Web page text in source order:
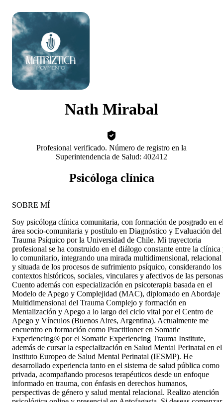
Nath Mirabal
Profesional verificado. Número de registro en la
Superintendencia de Salud: 402412
Psicóloga clínica
SOBRE MÍ
Soy psicóloga clínica comunitaria, con formación de posgrado en
área socio-comunitaria y postítulo en Diagnóstico y Evaluación del
Trauma Psíquico por la Universidad de Chile. Mi trayectoria
profesional se ha construido en el diálogo constante entre la clínica
lo comunitario, integrando una mirada multidimensional, relacional
y situada de los procesos de sufrimiento psíquico, considerando los
contextos históricos, sociales, vinculares y afectivos de las
Cuento además con especialización en psicoterapia basada en el
Modelo de Apego y Complejidad (MAC), diplomado en Abordaje
Multidimensional del Trauma Complejo y formación en
Mentalización y Apego a lo largo del ciclo vital por el Centro de
Apego y Vínculos (Buenos Aires, Argentina). Actualmente me
encuentro en formación como Practitioner en Somatic
Experiencing® por el Somatic Experiencing Trauma Institute,
además de cursar la especialización en Salud Mental Perinatal en el
Instituto Europeo de Salud Mental Perinatal (IESMP). He
desarrollado experiencia tanto en el sistema de salud pública como
privada, acompañando procesos terapéuticos desde un enfoque
informado en trauma, con énfasis en derechos humanos,
perspectivas de género y salud mental relacional. Realizo atención